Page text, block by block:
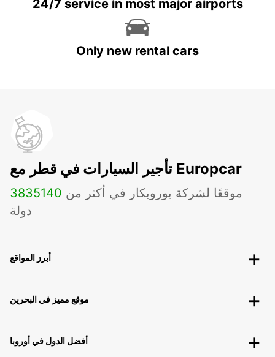
24/7 service in most major airports
Only new rental cars
تأجير السيارات في قطر مع Europcar
3835 موقعًا لشركة يوروبكار في أكثر من 140
دولة
أبرز المواقع
موقع مميز في البحرين
أفضل الدول في أوروبا